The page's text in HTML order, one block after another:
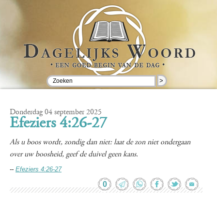
>
Donderdag 04 september 2025
Efeziers 4:26-27
Als u boos wordt, zondig dan niet: laat de zon niet ondergaan
over uw boosheid, geef de duivel geen kans.
-- Efeziers 4:26-27
0